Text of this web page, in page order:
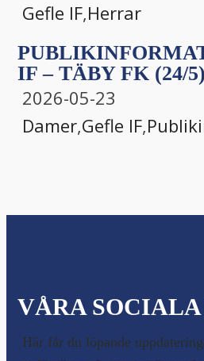
Gefle IF,Herrar
IF – TÄBY FK (24/5)
2026-05-23
Damer,Gefle IF,
VÅRA
Här får du löpande